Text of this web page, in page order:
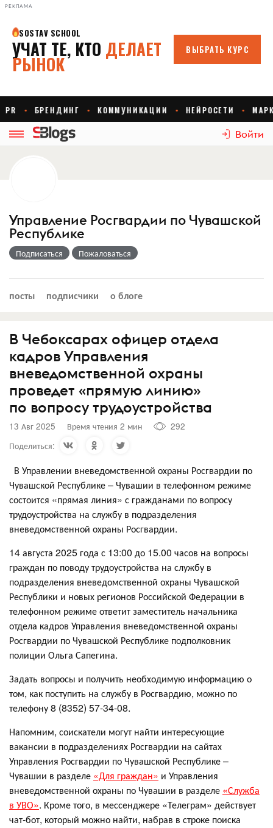
РЕКЛАМА
Войти
Управление Росгвардии по Чувашской
Республике
Подписаться Пожаловаться
посты подписчики о блоге
В Чебоксарах офицер отдела
кадров Управления
вневедомственной охраны
проведет «прямую линию»
по вопросу трудоустройства
13 Авг 2025 Время чтения 2 мин
292
Поделиться:
В Управлении вневедомственной охраны Росгвардии по
Чувашской Республике – Чувашии в телефонном режиме
состоится «прямая линия» с гражданами по вопросу
трудоустройства на службу в подразделения
вневедомственной охраны Росгвардии.
14 августа 2025 года с 13:00 до 15.00 часов на вопросы
граждан по поводу трудоустройства на службу в
подразделения вневедомственной охраны Чувашской
Республики и новых регионов Российской Федерации в
телефонном режиме ответит заместитель начальника
отдела кадров Управления вневедомственной охраны
Росгвардии по Чувашской Республике подполковник
полиции Ольга Сапегина.
Задать вопросы и получить необходимую информацию о
том, как поступить на службу в Росгвардию, можно по
телефону 8 (8352) 57-34-08.
Напомним, соискатели могут найти интересующие
вакансии в подразделениях Росгвардии на сайтах
Управления Росгвардии по Чувашской Республике –
Чувашии в разделе «Для граждан» и Управления
вневедомственной охраны по Чувашии в разделе «Служба
в УВО». Кроме того, в мессенджере «Телеграм» действует
чат-бот, который можно найти, набрав в строке поиска